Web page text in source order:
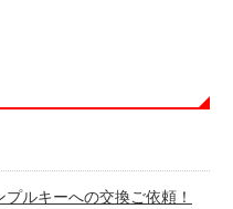
ルキーへの交換ご依頼！